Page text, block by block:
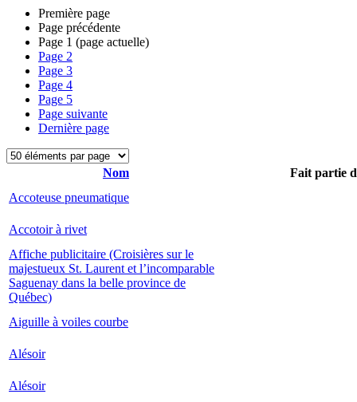
Première page
Page précédente
Page 1 (page actuelle)
Page 2
Page 3
Page 4
Page 5
Page suivante
Dernière page
Nom
Fait partie
Accoteuse pneumatique
Accotoir à rivet
Affiche publicitaire (Croisières sur le
majestueux St. Laurent et l’incomparable
Saguenay dans la belle province de
Québec)
Aiguille à voiles courbe
Alésoir
Alésoir